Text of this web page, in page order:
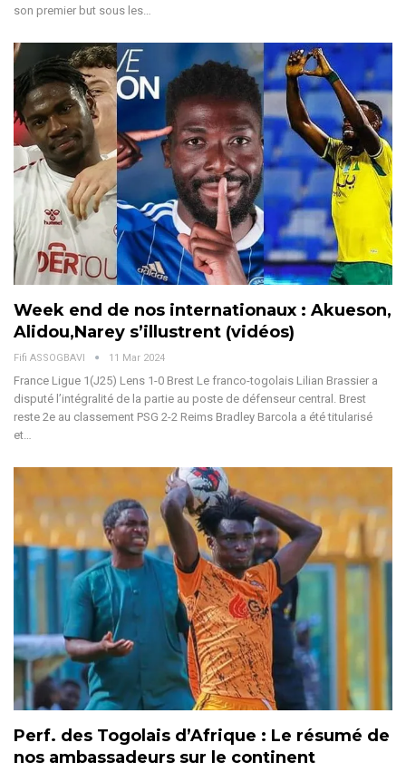
son premier but sous les
Week end de nos internationaux : Akueson,
Alidou,Narey s’illustrent (vidéos)
Fifi ASSOGBAVI 11 Mar 2024
France Ligue 1(J25) Lens 1-0 Brest Le franco-togolais Lilian Brassier a
disputé l’intégralité de la partie au poste de défenseur central. Brest
reste 2e au classement PSG 2-2 Reims Bradley Barcola a été titularisé
et…
Perf. des Togolais d’Afrique : Le résumé de
nos ambassadeurs sur le continent